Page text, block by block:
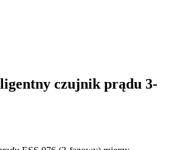
czujnik prądu 3-